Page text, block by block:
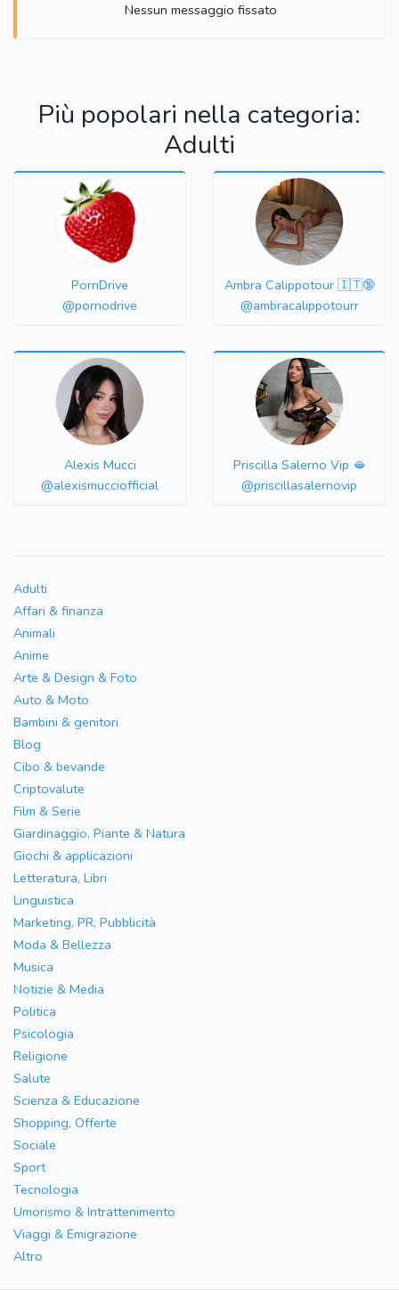
Nessun messaggio fissato
Più popolari nella categoria:
Adulti
PornDrive
@pornodrive
Ambra Calippotour 🇮🇹🔞
@ambracalippotourr
Alexis Mucci
@alexismucciofficial
Priscilla Salerno Vip 🫦
@priscillasalernovip
Adulti
Affari & finanza
Animali
Anime
Arte & Design & Foto
Auto & Moto
Bambini & genitori
Blog
Cibo & bevande
Criptovalute
Film & Serie
Giardinaggio, Piante & Natura
Giochi & applicazioni
Letteratura, Libri
Linguistica
Marketing, PR, Pubblicità
Moda & Bellezza
Musica
Notizie & Media
Politica
Psicologia
Religione
Salute
Scienza & Educazione
Shopping, Offerte
Sociale
Sport
Tecnologia
Umorismo & Intrattenimento
Viaggi & Emigrazione
Altro